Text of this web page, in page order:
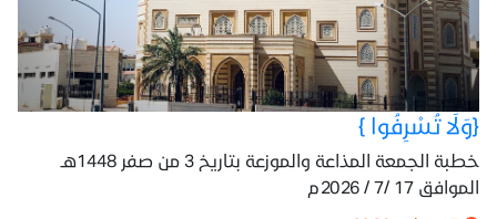
{وَلَا تُسْرِفُوا }
خطبة الجمعة المذاعة والموزعة بتاريخ 3 من صفر 1448هـ
الموافق 17 /7 / 2026م